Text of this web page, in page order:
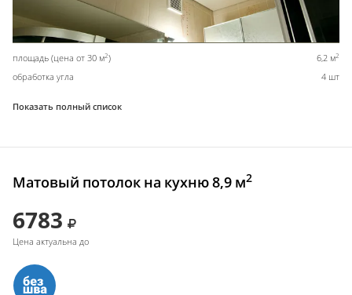
площадь (цена от 30 м2) 6,2 м2
обработка угла 4 шт
Показать полный список
Матовый потолок на кухню 8,9 м2
6783
Цена актуальна до